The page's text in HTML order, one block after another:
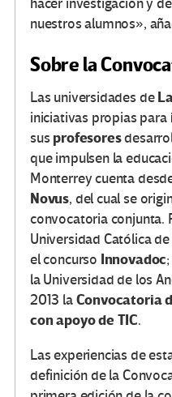
hacer investigación y
nuestros alumnos»,
Sobre la
Las universidades de
iniciativas propias para
sus profesores
que impulsen la
Monterrey cuenta
Novus, del cual se
convocatoria conjunta.
Universidad Católica
el concurso Innovadoc
la Universidad de los
2013 laConvocatoria
con apoyo de TIC.
Las experiencias de
definición de la